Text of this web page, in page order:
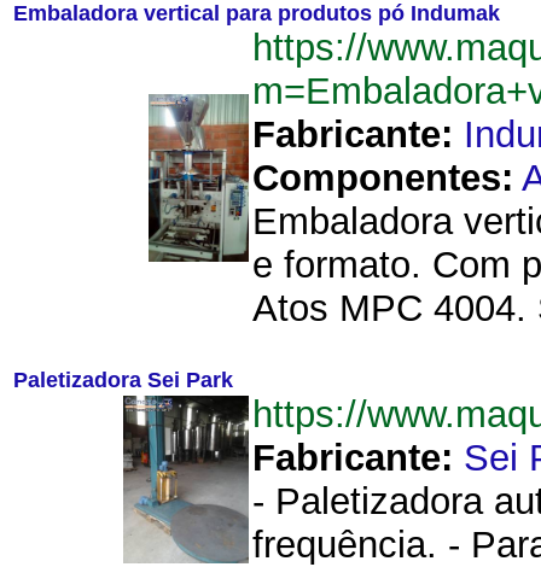
Embaladora vertical para produtos pó Indumak
https://
Fabricante:
Componentes:
Embaladora
e formato. Com
Atos MPC 4004.
Paletizadora Sei Park
https://
Fabricante: Sei
- Paletizadora
frequência. -